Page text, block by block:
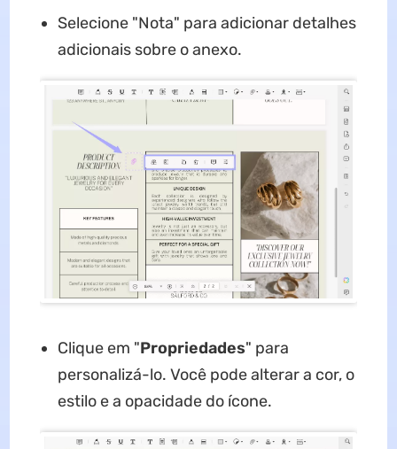
Selecione "Nota" para adicionar detalhes
adicionais sobre o anexo.
Clique em "Propriedades" para
personalizá-lo. Você pode alterar a cor, o
estilo e a opacidade do ícone.